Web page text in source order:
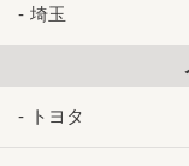
埼玉
トヨタ